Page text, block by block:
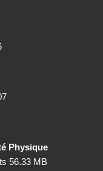
Physique
56.33 MB